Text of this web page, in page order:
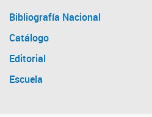
Bibliografía Nacional
Catálogo
Editorial
Escuela